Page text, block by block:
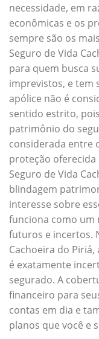
necessidade, em
econômicas e os
sempre são os
Seguro de Vida
para quem busca
imprevistos, e tem
apólice não é
sentido estrito,
patrimônio do
considerada entre
proteção oferecida
Seguro de Vida
blindagem
interesse sobre
funciona como um
futuros e incertos.
Cachoeira do
é exatamente
segurado. A
financeiro para
contas em dia e
planos que você e